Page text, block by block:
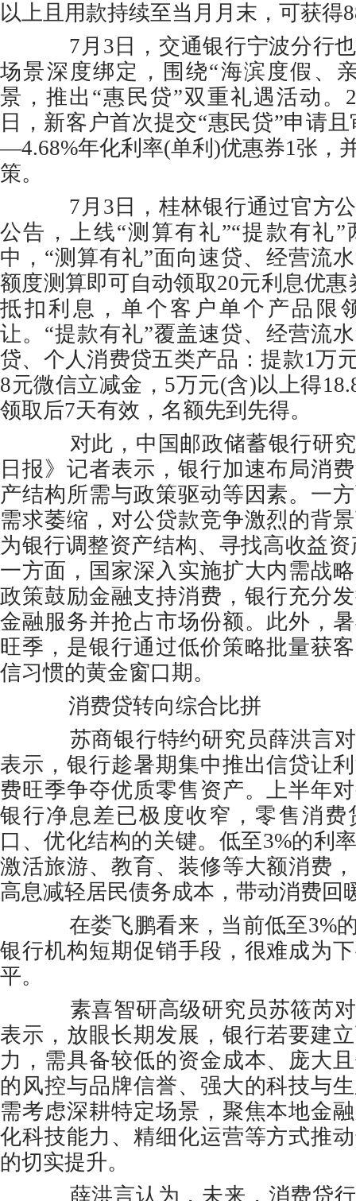
以上且用款持续至当月月末，可获得
7月3日，交通银行宁波分行也
场景深度绑定，围绕“海滨度假、
景，推出“惠民贷”双重礼遇活动。
日，新客户首次提交“惠民贷”申请
—4.68%年化利率(单利)优惠券1张，
策。
7月3日，桂林银行通过官方公
公告，上线“测算有礼”“提款有礼
中，“测算有礼”面向速贷、经营流
额度测算即可自动领取20元利息优
抵扣利息，单个客户单个产品限
让。“提款有礼”覆盖速贷、经营流
贷、个人消费贷五类产品：提款1万
8元微信立减金，5万元(含)以上得
领取后7天有效，名额先到先得。
对此，中国邮政储蓄银行研究
日报》记者表示，银行加速布局消
产结构所需与政策驱动等因素。一
需求萎缩，对公贷款竞争激烈的背
为银行调整资产结构、寻找高收益
一方面，国家深入实施扩大内需战
政策鼓励金融支持消费，银行充分
金融服务并抢占市场份额。此外，
旺季，是银行通过低价策略批量获
信习惯的黄金窗口期。
消费贷转向综合比拼
苏商银行特约研究员薛洪言对
表示，银行趁暑期集中推出信贷让
费旺季争夺优质零售资产。上半年
银行净息差已极度收窄，零售消费
口、优化结构的关键。低至3%的利
激活旅游、教育、装修等大额消费
高息减轻居民债务成本，带动消费回
在娄飞鹏看来，当前低至3%
银行机构短期促销手段，很难成为
平。
素喜智研高级研究员苏筱芮对
表示，放眼长期发展，银行若要建
力，需具备较低的资金成本、庞大
的风控与品牌信誉、强大的科技与
需考虑深耕特定场景，聚焦本地金
化科技能力、精细化运营等方式推
的切实提升。
薛洪言认为，未来，消费贷行